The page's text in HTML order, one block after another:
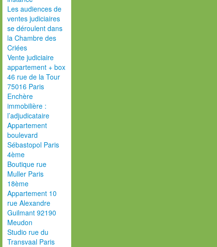
Les audiences de
ventes judiciaires
se déroulent dans
la Chambre des
Criées
Vente judiciaire
appartement + box
46 rue de la Tour
75016 Paris
Enchère
immobilière :
l’adjudicataire
Appartement
boulevard
Sébastopol Paris
4ème
Boutique rue
Muller Paris
18ème
Appartement 10
rue Alexandre
Guilmant 92190
Meudon
Studio rue du
Transvaal Paris